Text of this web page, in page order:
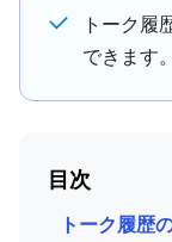
トーク履
できます。
目次
トーク履歴